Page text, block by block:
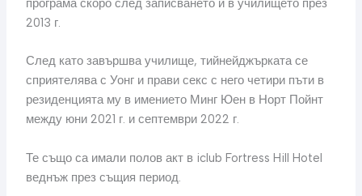
програма скоро след записването й в училището през
2013 г.
След като завършва училище, тийнейджърката се
сприятелява с Уонг и прави секс с него четири пъти в
резиденцията му в имението Минг Юен в Норт Пойнт
между юни 2021 г. и септември 2022 г.
Те също са имали полов акт в iclub Fortress Hill Hotel
веднъж през същия период.